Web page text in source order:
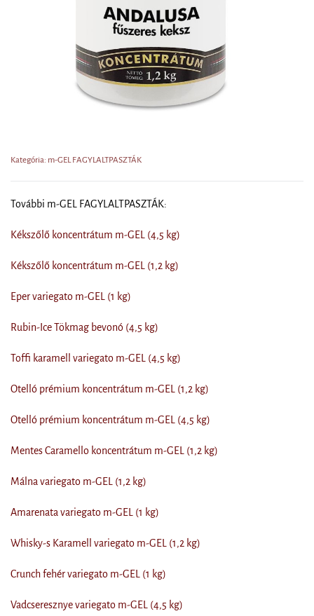
Kategória: m-GEL FAGYLALTPASZTÁK
További m-GEL FAGYLALTPASZTÁK:
Kékszőlő koncentrátum m-GEL (4,5 kg)
Kékszőlő koncentrátum m-GEL (1,2 kg)
Eper variegato m-GEL (1 kg)
Rubin-Ice Tökmag bevonó (4,5 kg)
Toffi karamell variegato m-GEL (4,5 kg)
Otelló prémium koncentrátum m-GEL (1,2 kg)
Otelló prémium koncentrátum m-GEL (4,5 kg)
Mentes Caramello koncentrátum m-GEL (1,2 kg)
Málna variegato m-GEL (1,2 kg)
Amarenata variegato m-GEL (1 kg)
Whisky-s Karamell variegato m-GEL (1,2 kg)
Crunch fehér variegato m-GEL (1 kg)
Vadcseresznye variegato m-GEL (4,5 kg)